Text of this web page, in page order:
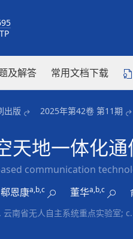
及解答 常用文档下载
出版 2025年第42卷 第11期
天地一体化
communication
郗恩康a,b,c 董华a,b,c
南省无人自主系统重点实验室;